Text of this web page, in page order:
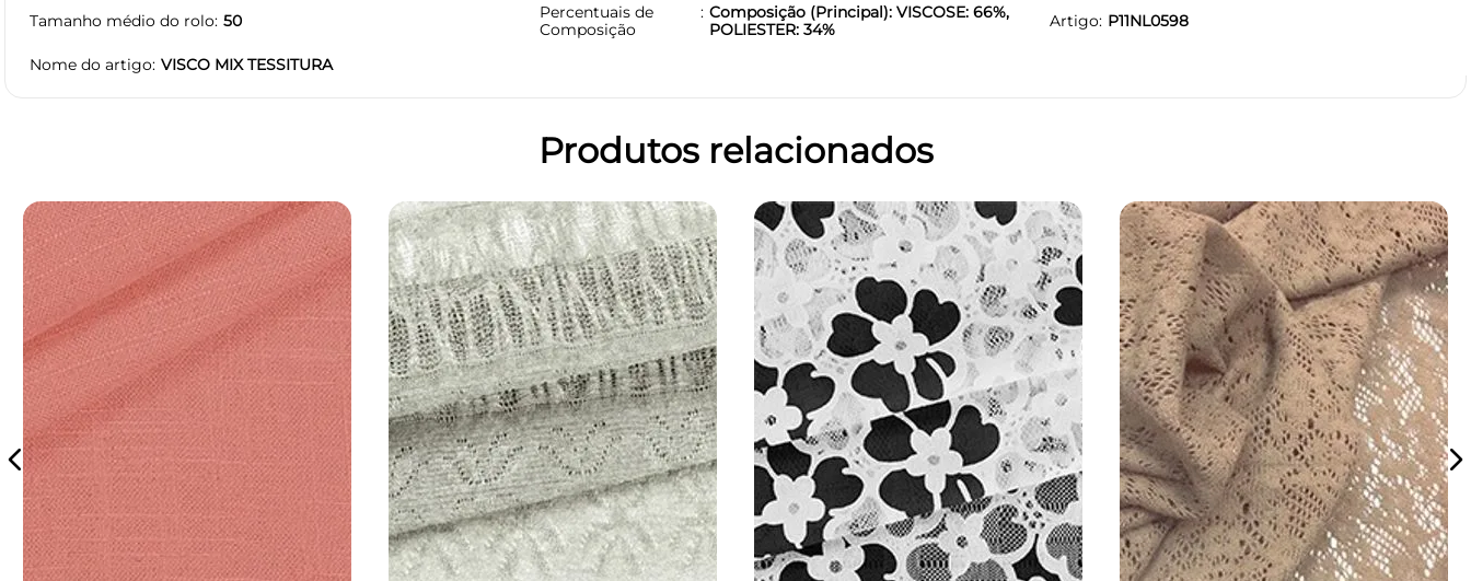
Tamanho médio do rolo 50
Percentuais de
Composição
Composição (Principal): VISCOSE: 66%,
POLIESTER: 34%
Artigo P11NL0598
Nome do artigo VISCO MIX TESSITURA
Produtos relacionados